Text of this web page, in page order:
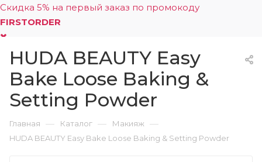
Скидка 5% на первый заказ по промокоду
FIRSTORDER
0
HUDA BEAUTY Easy
Bake Loose Baking &
Setting Powder
Главная — Каталог — Макияж —
HUDA BEAUTY Easy Bake Loose Baking & Setting Powder